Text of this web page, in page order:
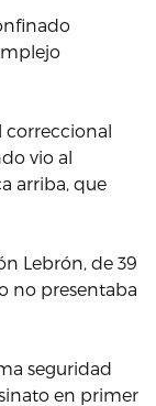
correccional
vio al
arriba, que
Lebrón, de 39
no presentaba
seguridad
en primer